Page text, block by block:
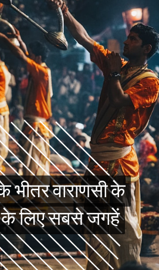
भीतर वाराणसी के
लिए सबसे जगहें
भीतर वाराणसी के
लिए सबसे जगहें